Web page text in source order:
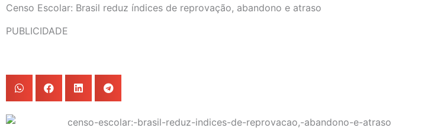
Censo Escolar: Brasil reduz índices de reprovação, abandono e atraso
PUBLICIDADE